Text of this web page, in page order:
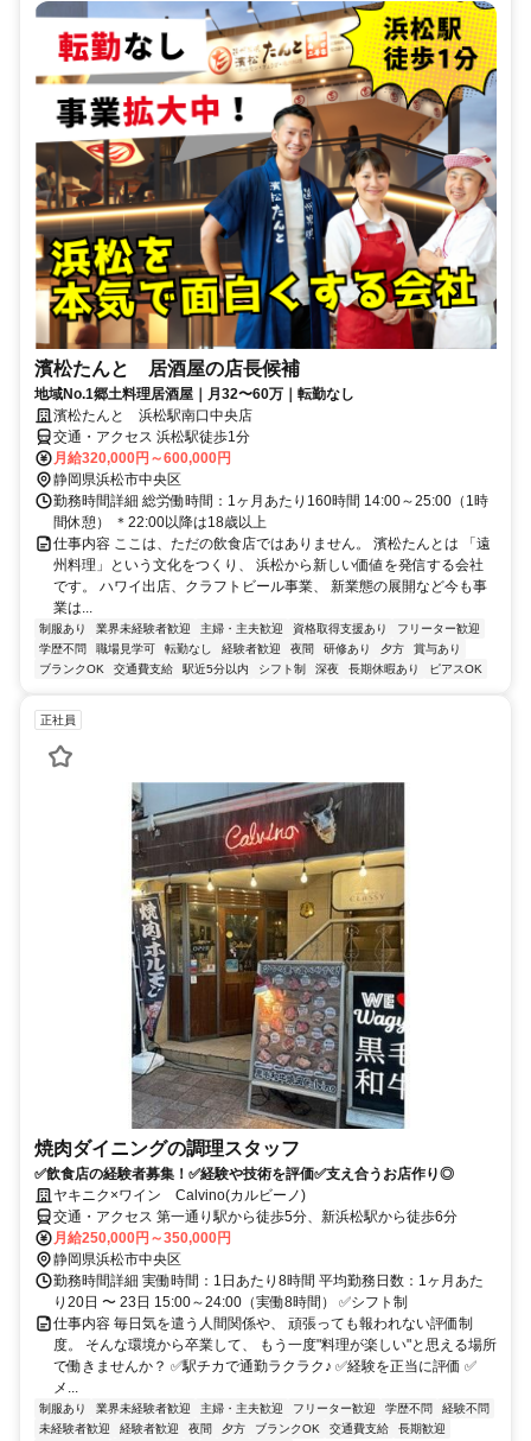
濱松たんと 居酒屋の店長候補
地域No.1郷土料理居酒屋｜月32〜60万｜転勤なし
濱松たんと 浜松駅南口中央店
交通・アクセス 浜松駅徒歩1分
月給320,000円～600,000円
静岡県浜松市中央区
勤務時間詳細 総労働時間：1ヶ月あたり160時間 14:00～25:00（1時
間休憩） ＊22:00以降は18歳以上
仕事内容 ここは、ただの飲食店ではありません。 濱松たんとは 「遠
州料理」という文化をつくり、 浜松から新しい価値を発信する会社
です。 ハワイ出店、クラフトビール事業、 新業態の展開など今も事
業は...
制服あり 業界未経験者歓迎 主婦・主夫歓迎 資格取得支援あり
フリーター歓迎
学歴不問
職場見学可 転勤なし 経験者歓迎 夜間 研修あり 夕方
賞与あり
ブランクOK
交通費支給 駅近5分以内 シフト制 深夜 長期休暇あり ピアスOK
正社員
焼肉ダイニングの調理スタッフ
✅飲食店の経験者募集！✅経験や技術を評価✅支え合うお店作り◎
ヤキニク×ワイン Calvino(カルビーノ)
交通・アクセス 第一通り駅から徒歩5分、新浜松駅から徒歩6分
月給250,000円～350,000円
静岡県浜松市中央区
勤務時間詳細 実働時間：1日あたり8時間 平均勤務日数：1ヶ月あた
り20日 〜 23日 15:00～24:00（実働8時間） ✅シフト制
仕事内容 毎日気を遣う人間関係や、 頑張っても報われない評価制
度。 そんな環境から卒業して、 もう一度"料理が楽しい"と思える場所
で働きませんか？ ✅駅チカで通勤ラクラク♪ ✅経験を正当に評価 ✅
メ...
制服あり 業界未経験者歓迎 主婦・主夫歓迎 フリーター歓迎 学歴不問
経験不問
未経験者歓迎
経験者歓迎 夜間 夕方 ブランクOK 交通費支給
長期歓迎